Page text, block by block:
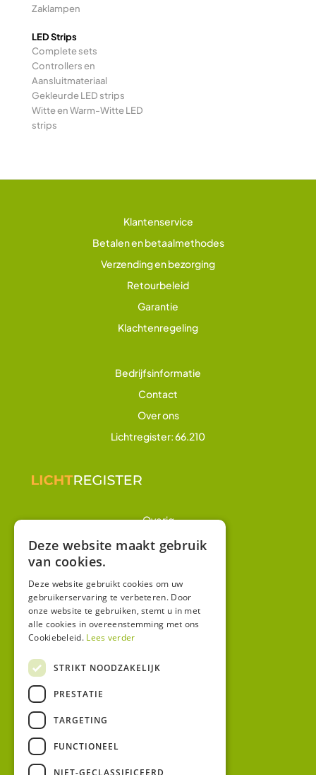
Zaklampen
LED Strips
Complete sets
Controllers en
Aansluitmateriaal
Gekleurde LED strips
Witte en Warm-Witte LED
strips
Klantenservice
Betalen en betaalmethodes
Verzending en bezorging
Retourbeleid
Garantie
Klachtenregeling
Bedrijfsinformatie
Contact
Over ons
Lichtregister: 66.210
Overig
Winkel
Algemene voorwaarden
Privacy
Bezoekadres:
Deze website maakt gebruik
van cookies.
Deze website gebruikt cookies om uw
gebruikerservaring te verbeteren. Door
onze website te gebruiken, stemt u in met
alle cookies in overeenstemming met ons
Cookiebeleid. Lees verder
STRIKT NOODZAKELIJK
PRESTATIE
TARGETING
FUNCTIONEEL
NIET-GECLASSIFICEERD